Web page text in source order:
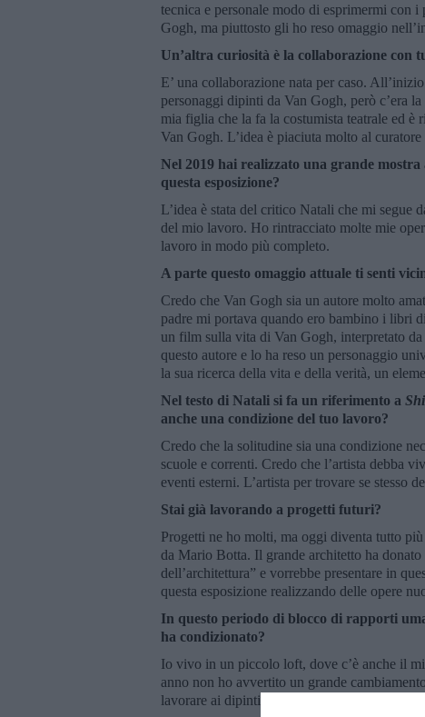
tecnica e personale modo di esprimermi con
Gogh, ma piuttosto gli ho reso omaggio
Un’altra curiosità è la collaborazione con
E’ una collaborazione nata per caso.
personaggi dipinti da Van Gogh, però c’era
mia figlia che la fa la costumista teatrale ed
Van Gogh. L’idea è piaciuta molto al
Nel 2019 hai realizzato una grande
questa esposizione?
L’idea è stata del critico Natali che mi segue
del mio lavoro. Ho rintracciato molte mie
lavoro in modo più completo.
A parte questo omaggio attuale ti senti
Credo che Van Gogh sia un autore molto
padre mi portava quando ero bambino i libri
un film sulla vita di Van Gogh, interpretato
questo autore e lo ha reso un personaggio
la sua ricerca della vita e della verità, un
Nel testo di Natali si fa un riferimento a
anche una condizione del tuo lavoro?
Credo che la solitudine sia una condizione
scuole e correnti. Credo che l’artista debba
eventi esterni. L’artista per trovare se stesso
Stai già lavorando a progetti futuri?
Progetti ne ho molti, ma oggi diventa tutto
da Mario Botta. Il grande architetto ha
dell’architettura” e vorrebbe presentare in
questa esposizione realizzando delle opere
In questo periodo di blocco di rapporti
ha condizionato?
Io vivo in un piccolo loft, dove c’è anche il
anno non ho avvertito un grande
lavorare ai dipinti su Van Gogh, quindi i miei